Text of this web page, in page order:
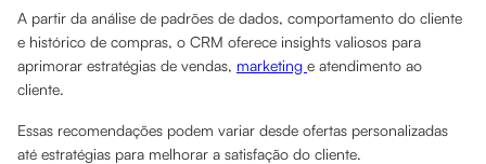
A partir da análise de padrões de dados, comportamento do cliente
e histórico de compras, o CRM oferece insights valiosos para
aprimorar estratégias de vendas, marketing e atendimento ao
cliente.
Essas recomendações podem variar desde ofertas personalizadas
até estratégias para melhorar a satisfação do cliente.